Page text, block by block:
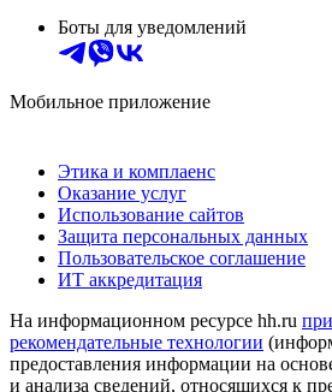
Боты для уведомлений
Мобильное приложение
Этика и комплаенс
Оказание услуг
Использование сайтов
Защита персональных данных
Пользовательское соглашение
ИТ аккредитация
На информационном ресурсе hh.ru
рекомендательные технологии
предоставления информации на
и анализа сведений, относящихся к